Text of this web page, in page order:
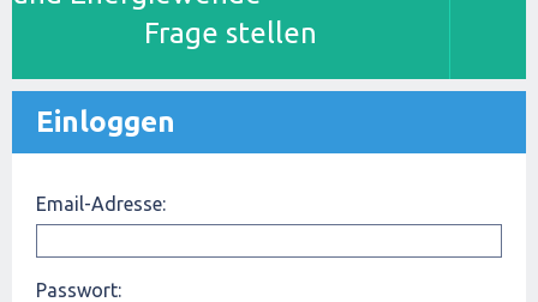
Frage stellen
Einloggen
Email-Adresse:
Passwort: